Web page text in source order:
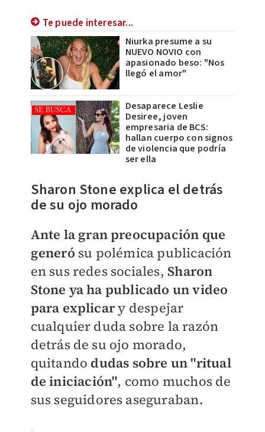
Te puede interesar...
Niurka presume a su
NUEVO NOVIO con
apasionado beso: "Nos
llegó el amor"
Desaparece Leslie
Desiree, joven
empresaria de BCS:
hallan cuerpo con signos
de violencia que podría
ser ella
Sharon Stone explica el detrás
de su ojo morado
Ante la gran preocupación que
generó su polémica publicación
en sus redes sociales, Sharon
Stone ya ha publicado un video
para explicary despejar
cualquier duda sobre la razón
detrás de su ojo morado,
quitando dudas sobre un "ritual
de iniciación", como muchos de
sus seguidores aseguraban.